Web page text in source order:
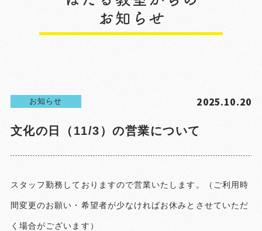
お知らせ 2025.10.20
文化の日（11/3）の営業について
スタッフ勤務しておりますので営業いたします。（ご利用時
間変更のお願い・希望者が少なければお休みとさせていただ
く場合がございます）